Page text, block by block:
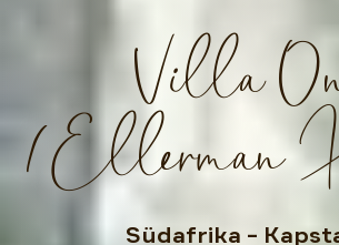
Villa
(Ellerman
Südafrika –